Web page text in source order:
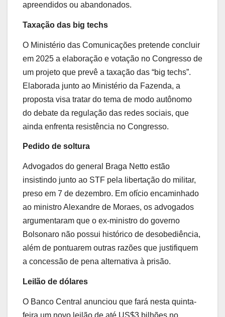
apreendidos ou abandonados.
Taxação das big techs
O Ministério das Comunicações pretende concluir
em 2025 a elaboração e votação no Congresso de
um projeto que prevê a taxação das “big techs”.
Elaborada junto ao Ministério da Fazenda, a
proposta visa tratar do tema de modo autônomo
do debate da regulação das redes sociais, que
ainda enfrenta resistência no Congresso.
Pedido de soltura
Advogados do general Braga Netto estão
insistindo junto ao STF pela libertação do militar,
preso em 7 de dezembro. Em ofício encaminhado
ao ministro Alexandre de Moraes, os advogados
argumentaram que o ex-ministro do governo
Bolsonaro não possui histórico de desobediência,
além de pontuarem outras razões que justifiquem
a concessão de pena alternativa à prisão.
Leilão de dólares
O Banco Central anunciou que fará nesta quinta-
feira um novo leilão de até US$3 bilhões no